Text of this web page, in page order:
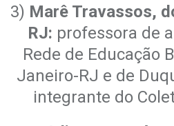
3) Marê Travassos,
RJ: professora de
Rede de Educação
Janeiro-RJ e de
integrante do